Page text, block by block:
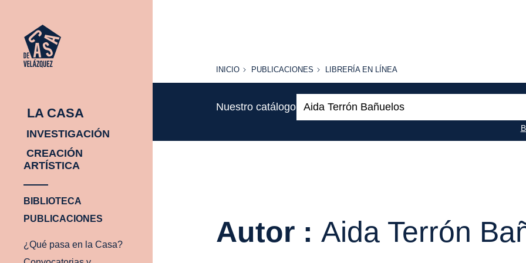
LA CASA
INVESTIGACIÓN
CREACIÓN
ARTÍSTICA
BIBLIOTECA
PUBLICACIONES
¿Qué pasa en la Casa?
INICIO
INICIO PUBLICACIONES
PUBLICACIONES
LIBRERÍA
LÍNEA
LIBRERÍA EN LÍNEA
Nuestro catálogo
Autor :Aida Terrón